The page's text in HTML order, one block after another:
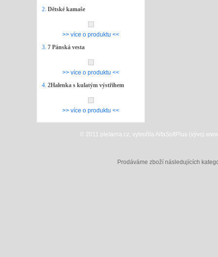
2. Dětské kamaše
>> více o produktu <<
3. 7 Pánská vesta
>> více o produktu <<
4. 2Halenka s kulatým výstřihem
>> více o produktu <<
© 2011 pletarna.cz, vytvořila AlfaSoftPlus (vývoj
Prodáváme zboží následujících